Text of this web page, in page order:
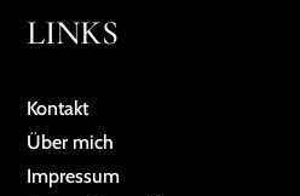
LINKS
Kontakt
Über mich
Impressum